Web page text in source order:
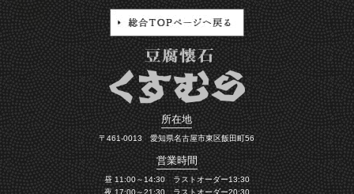
所在地
〒461-0013 愛知県名古屋市東区飯田町56
営業時間
昼 11:00～14:30 ラストオーダー13:30
夜 17:00～21:30 ラストオーダー20:30